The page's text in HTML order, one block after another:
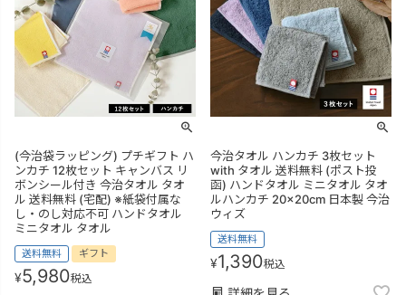
(今治袋ラッピング) プチギフト ハ
ンカチ 12枚セット キャンバス リ
ボンシール付き 今治タオル タオ
ル 送料無料 (宅配) ※紙袋付属な
し・のし対応不可 ハンドタオル
ミニタオル タオル
送料無料 ギフト
¥5,980税込
今治タオル ハンカチ 3枚セット
with タオル 送料無料 (ポスト投
函) ハンドタオル ミニタオル タオ
ルハンカチ 20×20cm 日本製 今治
ウィズ
送料無料
¥1,390税込